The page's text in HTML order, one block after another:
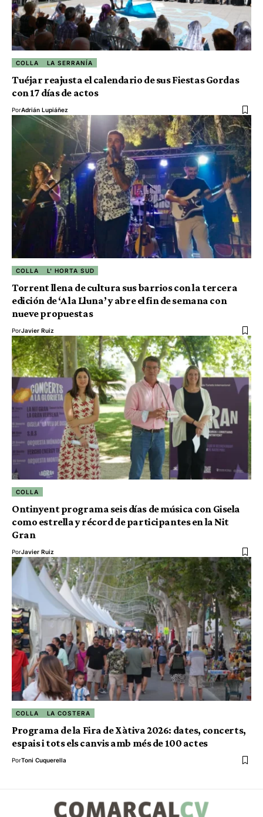
COLLA LA SERRANÍA
Tuéjar reajusta el calendario de sus Fiestas Gordas
con 17 días de actos
PorAdrián Lupiáñez
COLLA L' HORTA SUD
Torrent llena de cultura sus barrios con la tercera
edición de ‘A la Lluna’ y abre el fin de semana con
nueve propuestas
PorJavier Ruiz
COLLA
Ontinyent programa seis días de música con Gisela
como estrella y récord de participantes en la Nit
Gran
PorJavier Ruiz
COLLA LA COSTERA
Programa de la Fira de Xàtiva 2026: dates, concerts,
espais i tots els canvis amb més de 100 actes
PorToni Cuquerella